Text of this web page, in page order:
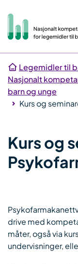
Legemidler til
Nasjonalt
barn og unge
Kurs og
Kurs og
drive med
måter, også via
undervisninger,